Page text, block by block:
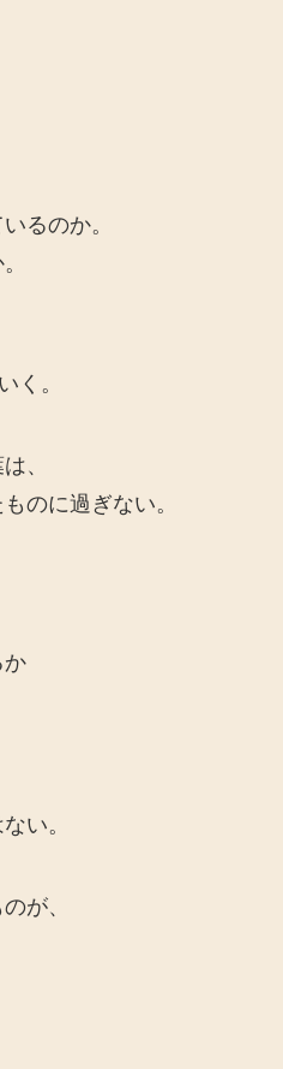
るのか。
く。
、
のに過ぎない。
か
い。
が、